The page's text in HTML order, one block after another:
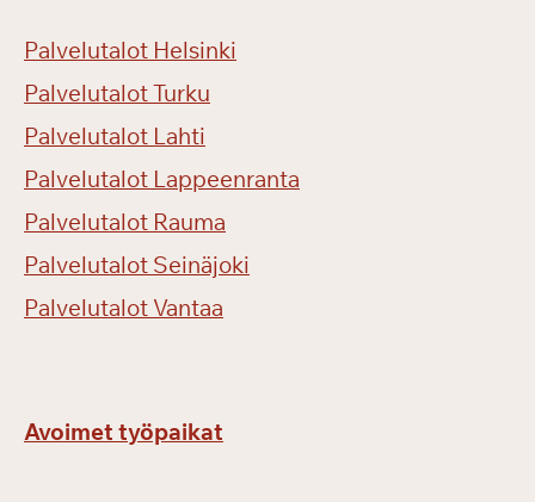
Palvelutalot Helsinki
Palvelutalot Turku
Palvelutalot Lahti
Palvelutalot Lappeenranta
Palvelutalot Rauma
Palvelutalot Seinäjoki
Palvelutalot Vantaa
Avoimet työpaikat